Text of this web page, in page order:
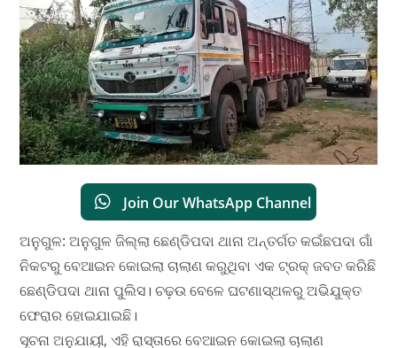
Join Our WhatsApp Channel
ଅନୁଗୁଳ: ଅନୁଗୁଳ ଜିଲ୍ଲା ଛେଣ୍ଡିପଦା ଥାନା ଅନ୍ତର୍ଗତ କଇଁଛପଦା ଗାଁ
ନିକଟରୁ ବେଆଇନ କୋଇଲା ଚାଲାଣ କରୁଥିବା ଏକ ଟ୍ରକ୍ ଜବତ କରିଛି
ଛେଣ୍ଡିପଦା ଥାନା ପୁଲିସ। ଚଢ଼ଉ ବେଳେ ଘଟଣାସ୍ଥଳରୁ ଅଭିଯୁକ୍ତ
ଫେରାର ହୋଇଯାଇଛି।
ସୂଚନା ଅନୁଯାୟୀ, ଏହି ରାସ୍ତାରେ ବେଆଇନ କୋଇଲା ଚାଲାଣ